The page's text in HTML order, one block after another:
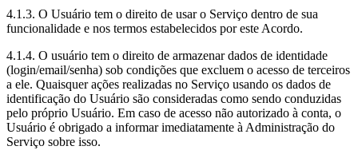
4.1.3. O Usuário tem o direito de usar o Serviço dentro de sua
funcionalidade e nos termos estabelecidos por este Acordo.
4.1.4. O usuário tem o direito de armazenar dados de identidade
(login/email/senha) sob condições que excluem o acesso de terceiros
a ele. Quaisquer ações realizadas no Serviço usando os dados de
identificação do Usuário são consideradas como sendo conduzidas
pelo próprio Usuário. Em caso de acesso não autorizado à conta, o
Usuário é obrigado a informar imediatamente à Administração do
Serviço sobre isso.